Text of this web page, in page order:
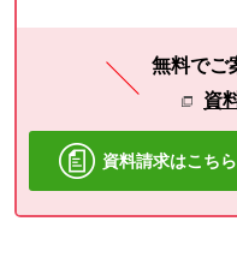
無料でご
資
資料請求はこちら